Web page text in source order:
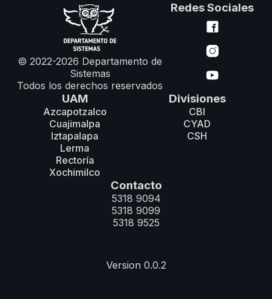
© 2022-2026 Departamento de
Sistemas
Todos los derechos reservados
Redes Sociales
UAM
Azcapotzalco
Cuajimalpa
Iztapalapa
Lerma
Rectoría
Xochimilco
Divisiones
CBI
CYAD
CSH
Contacto
5318 9094
5318 9099
5318 9525
Version 0.0.2